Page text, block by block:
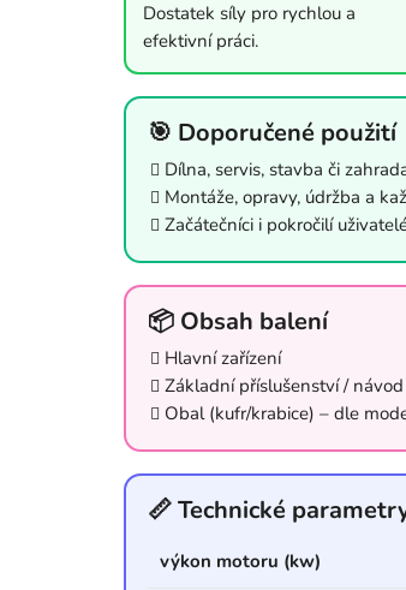
Dostatek síly pro rychlou a
efektivní práci.
🎯 Doporučené použití
Dílna, servis, stavba či
Montáže, opravy, údržba a
Začátečníci i pokročilí
📦 Obsah balení
Hlavní zařízení
Základní příslušenství /
Obal (kufr/krabice) – dle
📏 Technické
výkon motoru (kw)